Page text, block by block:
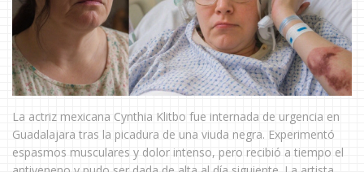
La actriz mexicana Cynthia Klitbo fue internada de urgencia en
Guadalajara tras la picadura de una viuda negra. Experimentó
espasmos musculares y dolor intenso, pero recibió a tiempo el